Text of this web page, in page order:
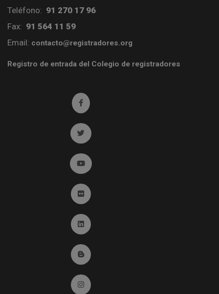
Teléfono: 91 270 17 96
Fax: 91 564 11 59
Email: contacto@registradores.org
Registro de entrada del Colegio de registradores
Ir a facebook (abre en ventana nueva)
Ir a twitter (abre en ventana nueva)
Ir a YouTube (abre en ventana nueva)
Ir a Flickr (abre en ventana nueva)
Ir a Linkedin (abre en ventana nueva)
Ir al Blog (abre en ventana nueva)
Ir a Instagram (abre en ventana nueva)